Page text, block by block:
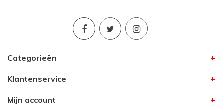
Categorieën
Klantenservice
Mijn account